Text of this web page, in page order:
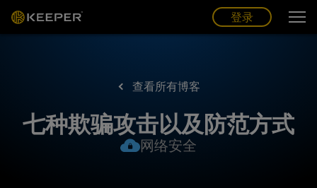
登录
查看所有博客
七种欺骗攻击以及防范方式
网络安全